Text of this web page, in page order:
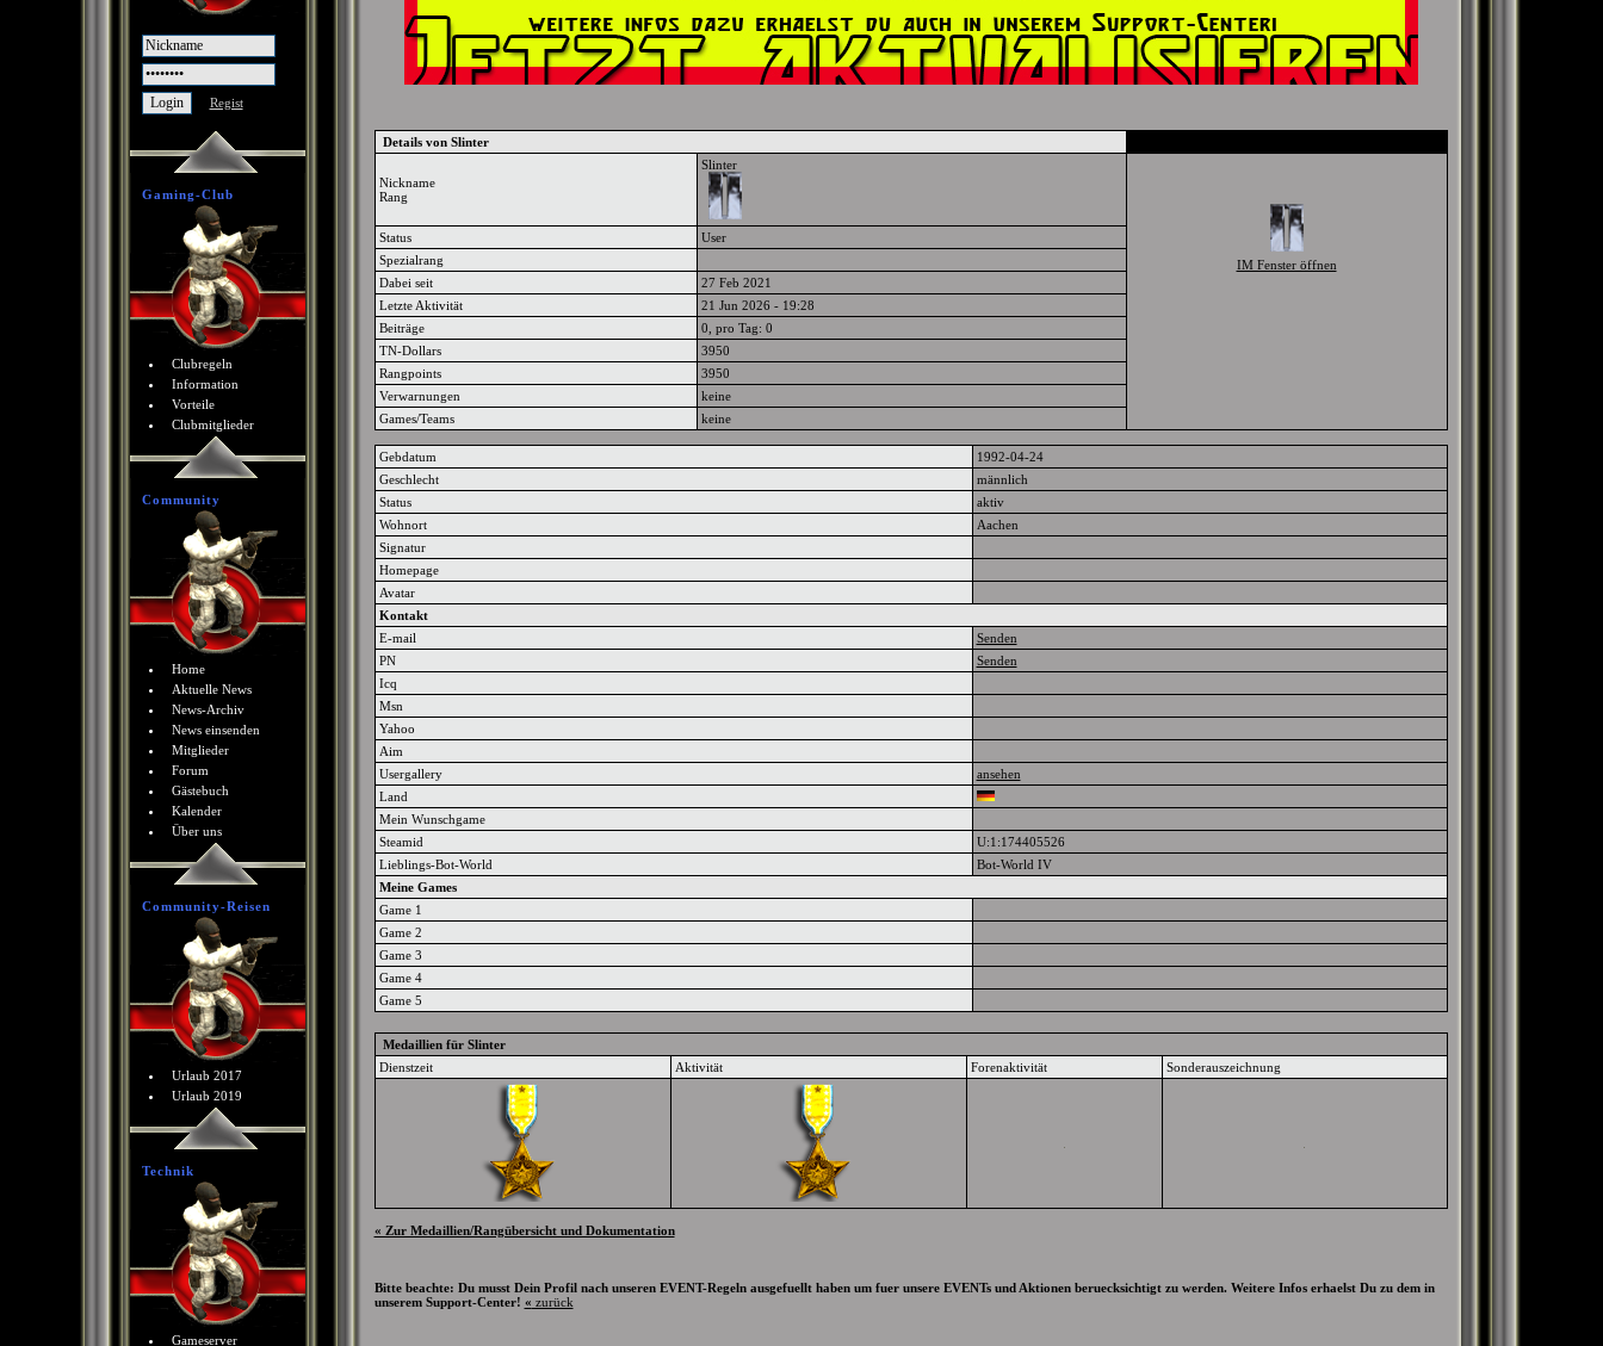
Regist
Gaming-Club
Clubregeln
Information
Vorteile
Clubmitglieder
Community
Home
Aktuelle News
News-Archiv
News einsenden
Mitglieder
Forum
Gästebuch
Kalender
Über uns
Community-Reisen
Urlaub 2017
Urlaub 2019
Technik
Gameserver
Details von Slinter
Nickname
Rang
Slinter
IM Fenster öffnen
Status
User
Spezialrang
Dabei seit
27 Feb 2021
Letzte Aktivität
21 Jun 2026 - 19:28
Beiträge
0, pro Tag: 0
TN-Dollars
3950
Rangpoints
3950
Verwarnungen
keine
Games/Teams
keine
Gebdatum
1992-04-24
Geschlecht
männlich
Status
aktiv
Wohnort
Aachen
Signatur
Homepage
Avatar
Kontakt
E-mail
Senden
PN
Senden
Icq
Msn
Yahoo
Aim
Usergallery
ansehen
Land
Mein Wunschgame
Steamid
U:1:174405526
Lieblings-Bot-World
Bot-World IV
Meine Games
Game 1
Game 2
Game 3
Game 4
Game 5
Medaillien für Slinter
Dienstzeit
Aktivität Forenaktivität Sonderauszeichnung
« Zur Medaillien/Rangübersicht und Dokumentation
Bitte beachte: Du musst Dein Profil nach unseren EVENT-Regeln ausgefuellt haben um fuer unsere EVENTs und Aktionen beruecksichtigt zu werden. Weitere Infos erhaelst Du zu dem in
unserem Support-Center! « zurück